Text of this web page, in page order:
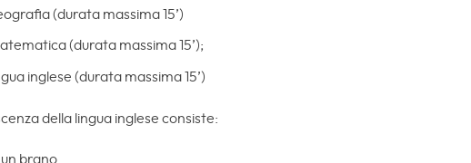
(durata massima 15’)
(durata massima 15’);
inglese (durata massima 15’)
della lingua inglese consiste:
brano